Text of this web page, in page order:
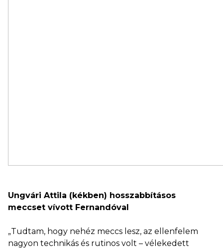
Ungvári Attila (kékben) hosszabbításos
meccset vívott Fernandóval
„Tudtam, hogy nehéz meccs lesz, az ellenfelem
nagyon technikás és rutinos volt – vélekedett